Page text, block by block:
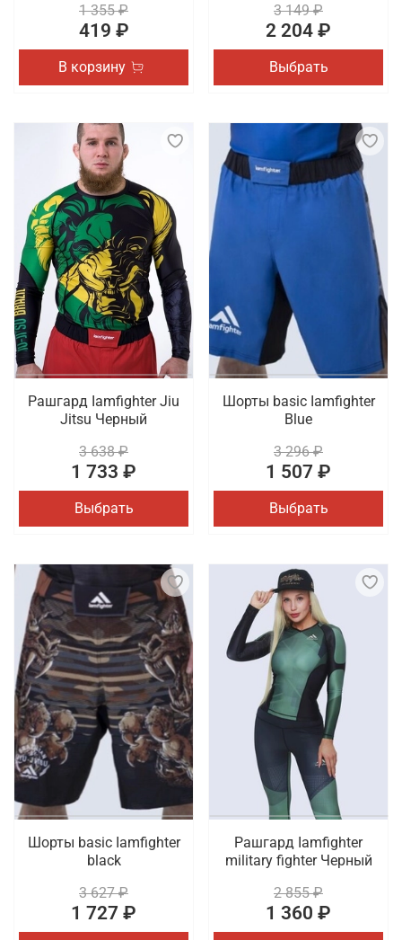
1 355 ₽
419 ₽
В корзину
3 149 ₽
2 204 ₽
Выбрать
Рашгард Iamfighter Jiu
Jitsu Черный
3 638 ₽
1 733 ₽
Выбрать
Шорты basic Iamfighter
Blue
3 296 ₽
1 507 ₽
Выбрать
Шорты basic Iamfighter
black
3 627 ₽
1 727 ₽
Рашгард Iamfighter
military fighter Черный
2 855 ₽
1 360 ₽